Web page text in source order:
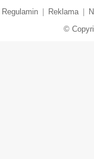
Regulamin Reklama
©